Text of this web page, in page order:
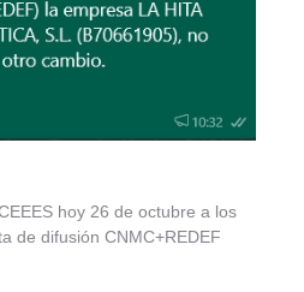
hoy 26 de octubre a los
de difusión CNMC+REDEF